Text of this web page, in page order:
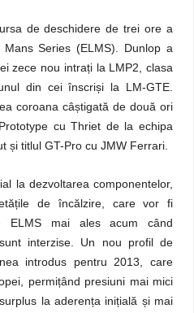
de deschidere de trei ore a
Series (ELMS). Dunlop a
zece nou intrați la LMP2, clasa
din cei înscriși la LM-GTE.
coroana câștigată de două ori
cu Thriet de la echipa
și titlul GT-Pro cu JMW Ferrari.
la dezvoltarea componentelor,
țile de încălzire, care vor fi
ELMS mai ales acum când
interzise. Un nou profil de
introdus pentru 2013, care
permițând presiuni mai mici
la aderența inițială și mai